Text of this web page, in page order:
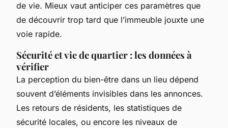
de vie. Mieux vaut anticiper ces paramètres que
de découvrir trop tard que l’immeuble jouxte une
voie rapide.
Sécurité et vie de quartier : les données à
vérifier
La perception du bien-être dans un lieu dépend
souvent d’éléments invisibles dans les annonces.
Les retours de résidents, les statistiques de
sécurité locales, ou encore les niveaux de